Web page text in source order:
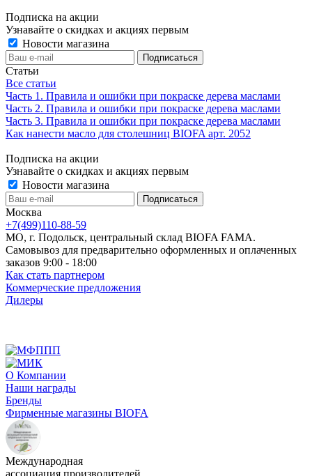
Подписка на акции
Узнавайте о скидках и акциях первым
Новости магазина
Статьи
Все статьи
Часть 1. Правила и ошибки при покраске дерева маслами
Часть 2. Правила и ошибки при покраске дерева маслами
Часть 3. Правила и ошибки при покраске дерева маслами
Как нанести масло для столешниц BIOFA арт. 2052
Подписка на акции
Узнавайте о скидках и акциях первым
Новости магазина
Москва
+7(499)110-88-59
МО, г. Подольск, центральный склад BIOFA FAMA.
Самовывоз для предварительно оформленных и оплаченных
заказов 9:00 - 18:00
Как стать партнером
Коммерческие предложения
Дилеры
О Компании
Наши награды
Бренды
Фирменные магазины BIOFA
Международная
ассоциация производителей